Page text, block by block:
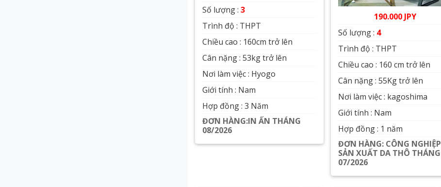
Số lượng : 3
Trình độ : THPT
Chiều cao : 160cm trở lên
Cân nặng : 53kg trở lên
Nơi làm việc : Hyogo
Giới tính : Nam
Hợp đồng : 3 Năm
ĐƠN HÀNG:IN ẤN THÁNG
08/2026
Xem chi tiết
190.000 JPY
Số lượng : 4
Trình độ : THPT
Chiều cao : 160 cm trở lên
Cân nặng : 55Kg trở lên
Nơi làm việc : kagoshima
Giới tính : Nam
Hợp đồng : 1 năm
ĐƠN HÀNG: CÔNG NGHIỆP
SẢN XUẤT DA THÔ THÁNG
07/2026
Xem chi tiết